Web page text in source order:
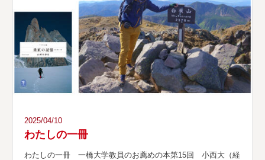
2025/04/10
わたしの一冊
わたしの一冊 一橋大学教員のお薦めの本第15回 小西大（経